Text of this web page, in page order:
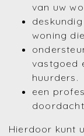
van uw
woning
vastgoed
huurders.
een
Hierdoor kunt